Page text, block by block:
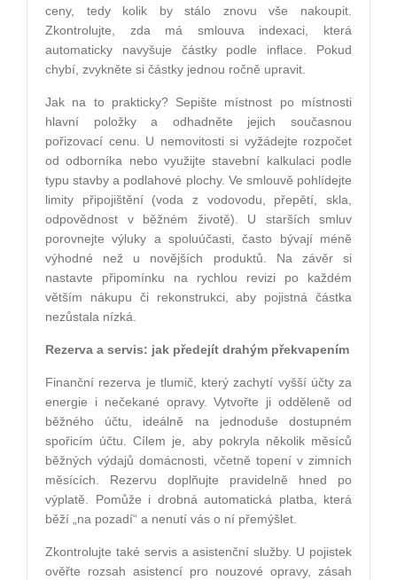
ceny, tedy kolik by stálo znovu vše nakoupit.
Zkontrolujte, zda má smlouva indexaci, která
automaticky navyšuje částky podle inflace. Pokud
chybí, zvykněte si částky jednou ročně upravit.
Jak na to prakticky? Sepište místnost po místnosti
hlavní položky a odhadněte jejich současnou
pořizovací cenu. U nemovitosti si vyžádejte rozpočet
od odborníka nebo využijte stavební kalkulaci podle
typu stavby a podlahové plochy. Ve smlouvě pohlídejte
limity připojištění (voda z vodovodu, přepětí, skla,
odpovědnost v běžném životě). U starších smluv
porovnejte výluky a spoluúčasti, často bývají méně
výhodné než u novějších produktů. Na závěr si
nastavte připomínku na rychlou revizi po každém
větším nákupu či rekonstrukci, aby pojistná částka
nezůstala nízká.
Rezerva a servis: jak předejít drahým překvapením
Finanční rezerva je tlumič, který zachytí vyšší účty za
energie i nečekané opravy. Vytvořte ji odděleně od
běžného účtu, ideálně na jednoduše dostupném
spořicím účtu. Cílem je, aby pokryla několik měsíců
běžných výdajů domácnosti, včetně topení v zimních
měsících. Rezervu doplňujte pravidelně hned po
výplatě. Pomůže i drobná automatická platba, která
běží „na pozadí“ a nenutí vás o ní přemýšlet.
Zkontrolujte také servis a asistenční služby. U pojistek
ověřte rozsah asistencí pro nouzové opravy, zásah